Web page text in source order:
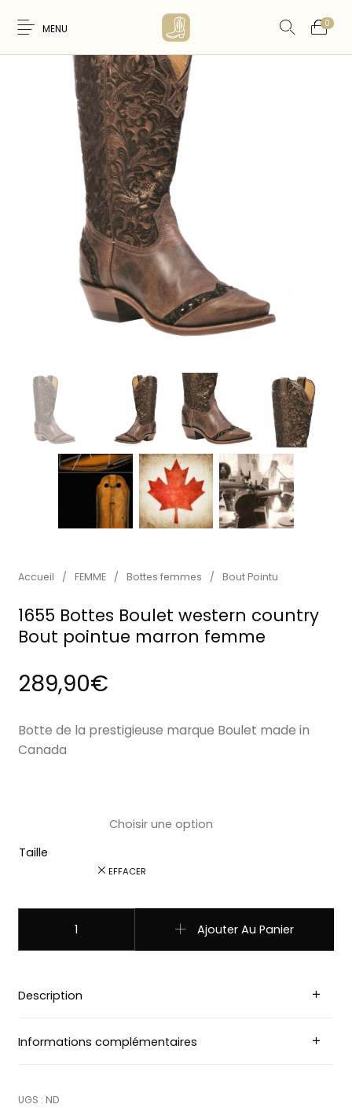
MENU 0
FEMME
ARTISANAT
AMERINDIEN
ACCESSOIRES CEINTURES
Accueil / FEMME / Bottes femmes / Bout Pointu
1655 Bottes Boulet western country
Bout pointue marron femme
289,90€
Botte de la prestigieuse marque Boulet made in
Canada
Taille
EFFACER
Ajouter Au Panier
Description
Informations complémentaires
UGS : ND